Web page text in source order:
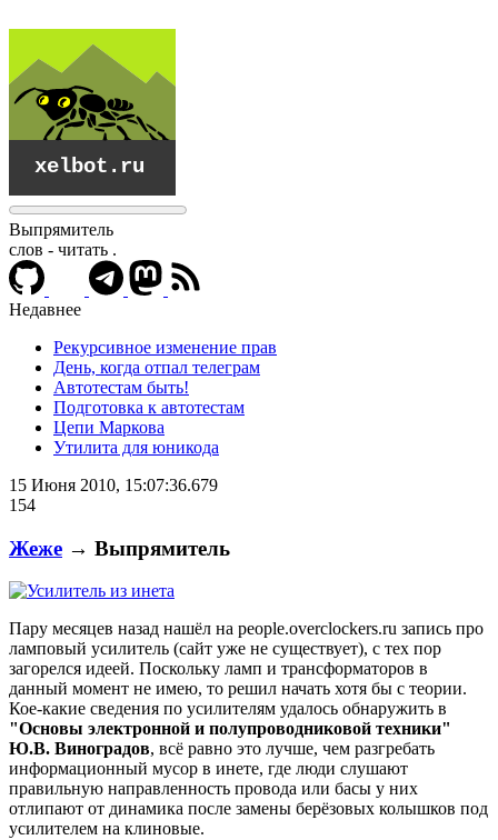
xelbot.ru
Выпрямитель
слов - читать .
Недавнее
Рекурсивное изменение прав
День, когда отпал телеграм
Автотестам быть!
Подготовка к автотестам
Цепи Маркова
Утилита для юникода
15 Июня 2010, 15:07:36.679
154
Жеже → Выпрямитель
Пару месяцев назад нашёл на people.overclockers.ru запись про
ламповый усилитель (сайт уже не существует), с тех пор
загорелся идеей. Поскольку ламп и трансформаторов в
данный момент не имею, то решил начать хотя бы с теории.
Кое-какие сведения по усилителям удалось обнаружить в
"Основы электронной и полупроводниковой техники"
Ю.В. Виноградов, всё равно это лучше, чем разгребать
информационный мусор в инете, где люди слушают
правильную направленность провода или басы у них
отлипают от динамика после замены берёзовых колышков под
усилителем на клиновые.